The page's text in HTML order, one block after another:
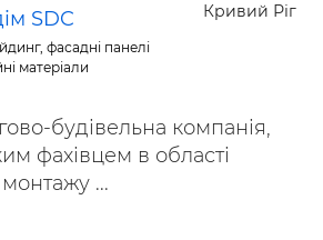
Кривий Ріг
SDC
фасадні панелі
матеріали
будівельна компанія,
фахівцем в області
...